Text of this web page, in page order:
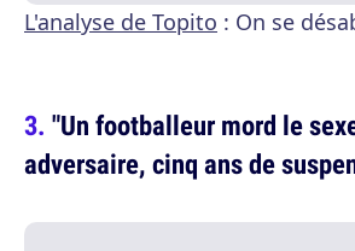
L'analyse de Topito : On se
"Un footballeur mord le
adversaire, cinq ans de